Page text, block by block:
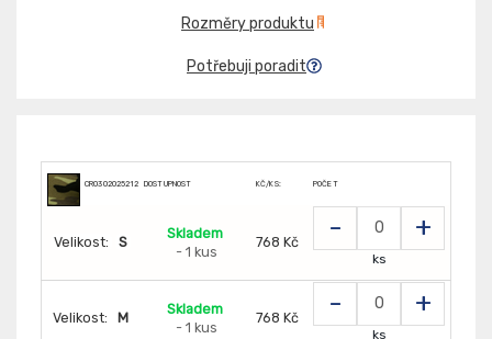
Rozměry produktu
Potřebuji poradit
CR0302025212 DOSTUPNOST KČ/KS: POČET
Velikost: S
Skladem
- 1 kus
768 Kč - +
ks
Velikost: M
Skladem
- 1 kus
768 Kč - +
ks